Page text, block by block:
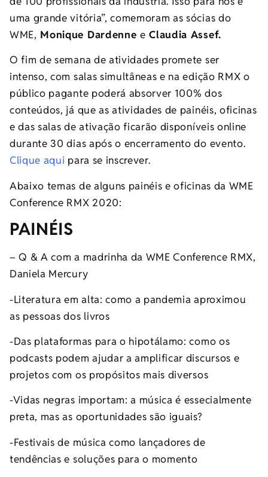
uma grande vitória”, comemoram as sócias do
WME, Monique Dardenne e Claudia Assef.
O fim de semana de atividades promete ser
intenso, com salas simultâneas e na edição RMX o
público pagante poderá absorver 100% dos
conteúdos, já que as atividades de painéis, oficinas
e das salas de ativação ficarão disponíveis online
durante 30 dias após o encerramento do evento.
Clique aqui para se inscrever.
Abaixo temas de alguns painéis e oficinas da WME
Conference RMX 2020:
PAINÉIS
– Q & A com a madrinha da WME Conference RMX,
Daniela Mercury
-Literatura em alta: como a pandemia aproximou
as pessoas dos livros
-Das plataformas para o hipotálamo: como os
podcasts podem ajudar a amplificar discursos e
projetos com os propósitos mais diversos
-Vidas negras importam: a música é essecialmente
preta, mas as oportunidades são iguais?
-Festivais de música como lançadores de
tendências e soluções para o momento